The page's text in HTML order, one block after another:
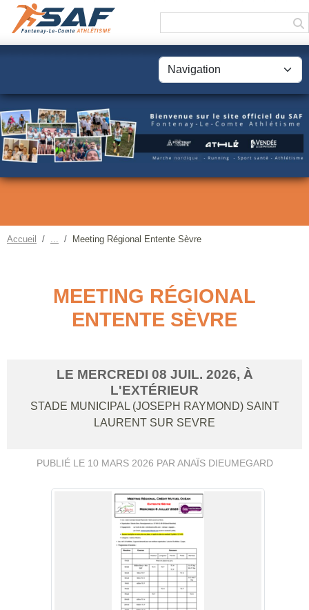
Accueil Meeting Régional Entente Sèvre
MEETING RÉGIONAL
ENTENTE SÈVRE
LE MERCREDI 08 JUIL. 2026, À
L'EXTÉRIEUR
STADE MUNICIPAL (JOSEPH RAYMOND) SAINT
LAURENT SUR SEVRE
PUBLIÉ LE 10 MARS 2026 PAR ANAÏS DIEUMEGARD
Panneau de gestion des cookies